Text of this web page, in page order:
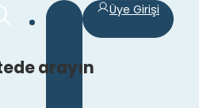
arayın
Üye Girişi